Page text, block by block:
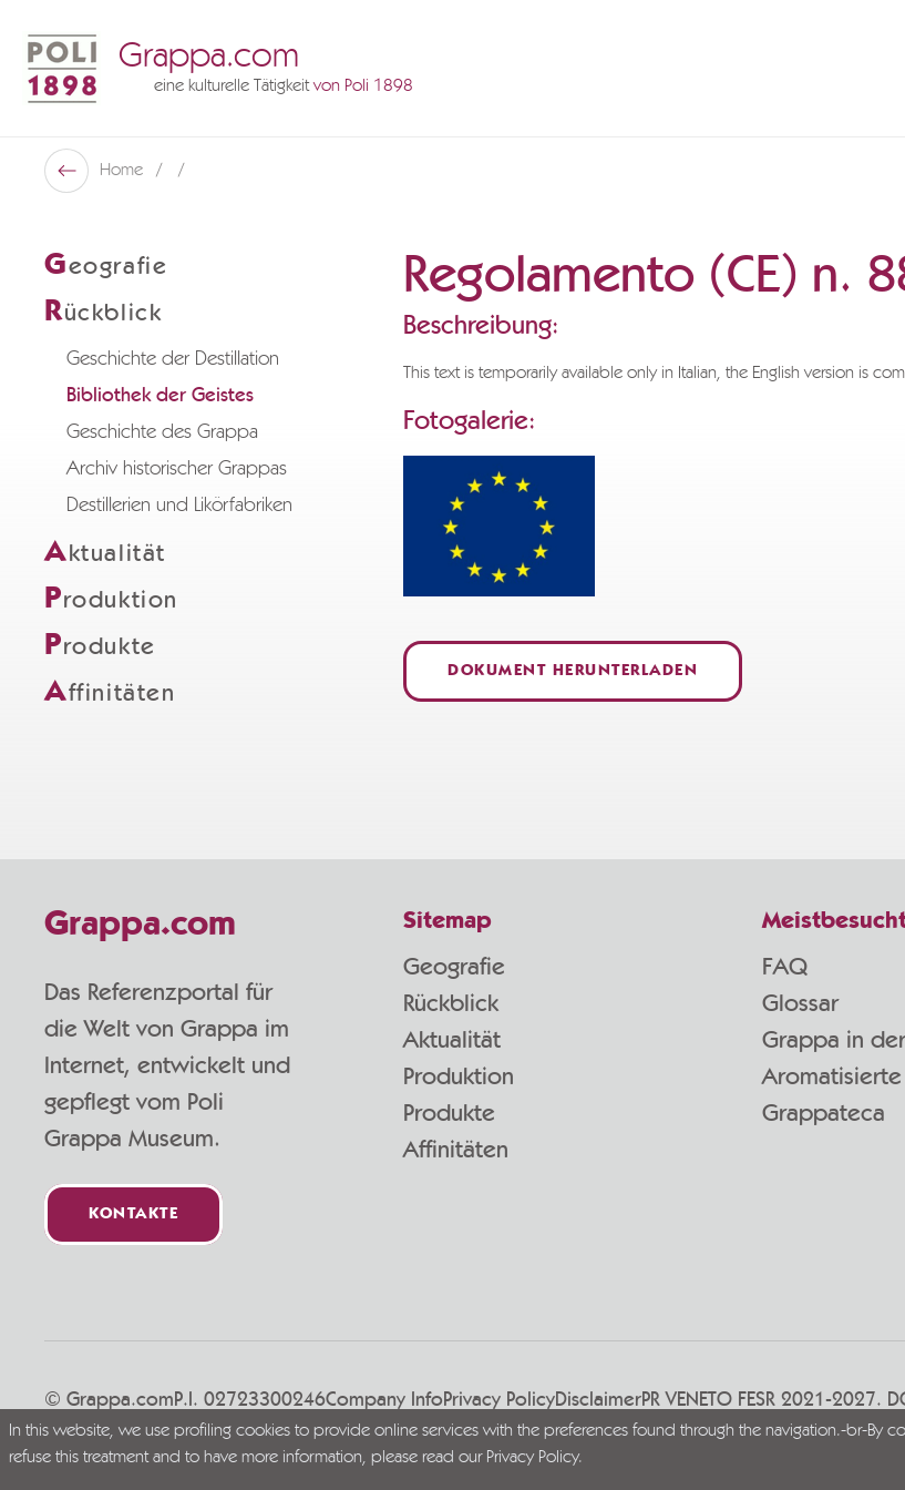
Grappa.com
eine kulturelle Tätigkeitvon Poli 1898
Zurück
Home
Geografie
Rückblick
Geschichte der Destillation
Bibliothek der Geistes
Geschichte des Grappa
Archiv historischer Grappas
Destillerien und Likörfabriken
A ktualität
Produktion
Produkte
Affinitäten
Regolamento (CE) n.
Beschreibung:
This text is temporarily available only in Italian, the English version is
Fotogalerie:
DOKUMENT HERUNTERLADEN
Grappa.com
Das Referenzportal für
die Welt von Grappa im
Internet, entwickelt und
gepflegt vom Poli
Grappa Museum.
KONTAKTE
Sitemap
Geografie
Rückblick
Aktualität
Produktion
Produkte
Affinitäten
FAQ
Glossar
Grappa in
Grappateca
Live Grappa responsibly
© Grappa.comP.I. 02723300246Company InfoPrivacy PolicyDisclaimerPR VENETO FESR 2021-2027.
In this website, we use profiling cookies to provide online services with the preferences found through the navigation.-br-By
refuse this treatment and to have more information, please read our Privacy Policy.